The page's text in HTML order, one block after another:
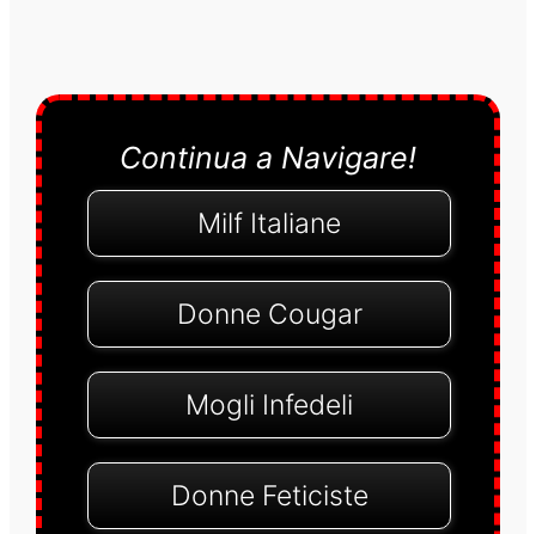
Continua a Navigare!
Milf Italiane
Donne Cougar
Mogli Infedeli
Donne Feticiste